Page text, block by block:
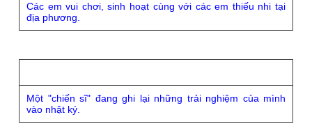
Các em vui chơi, sinh hoạt cùng với các em thiếu nhi tại
địa phương.
Một "chiến sĩ" đang ghi lại những trải nghiệm của mình
vào nhật ký.